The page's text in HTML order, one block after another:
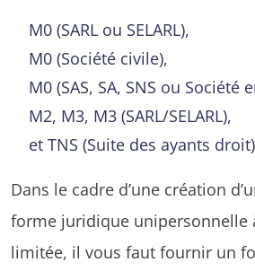
M0 (SARL ou SELARL),
M0 (Société civile),
M0 (SAS, SA, SNS ou Société
M2, M3, M3 (SARL/SELARL),
et TNS (Suite des ayants
Dans le cadre d’une création
forme juridique unipersonnelle
limitée, il vous faut fournir un